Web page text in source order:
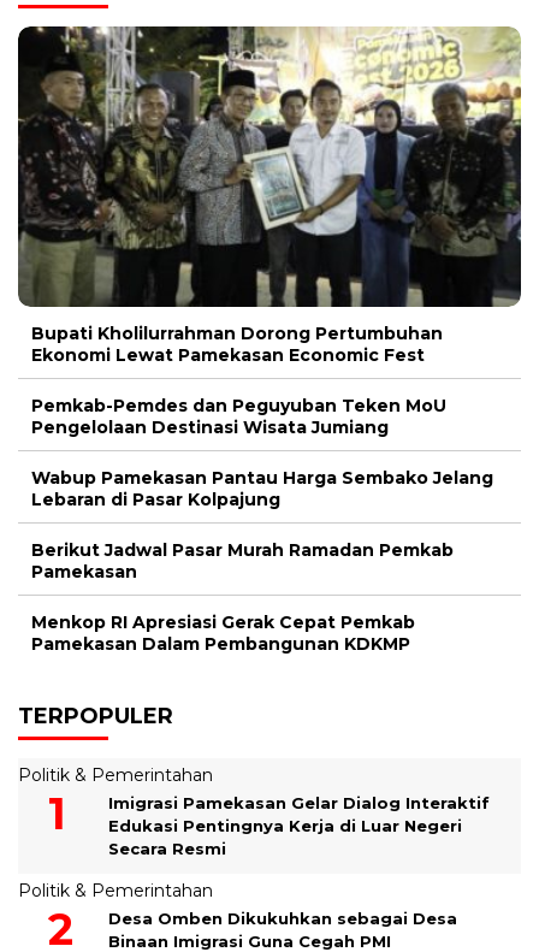
Bupati Kholilurrahman Dorong Pertumbuhan
Ekonomi Lewat Pamekasan Economic Fest
Pemkab-Pemdes dan Peguyuban Teken MoU
Pengelolaan Destinasi Wisata Jumiang
Wabup Pamekasan Pantau Harga Sembako Jelang
Lebaran di Pasar Kolpajung
Berikut Jadwal Pasar Murah Ramadan Pemkab
Pamekasan
Menkop RI Apresiasi Gerak Cepat Pemkab
Pamekasan Dalam Pembangunan KDKMP
TERPOPULER
Politik & Pemerintahan
Imigrasi Pamekasan Gelar Dialog Interaktif
Edukasi Pentingnya Kerja di Luar Negeri
Secara Resmi
Politik & Pemerintahan
Desa Omben Dikukuhkan sebagai Desa
Binaan Imigrasi Guna Cegah PMI